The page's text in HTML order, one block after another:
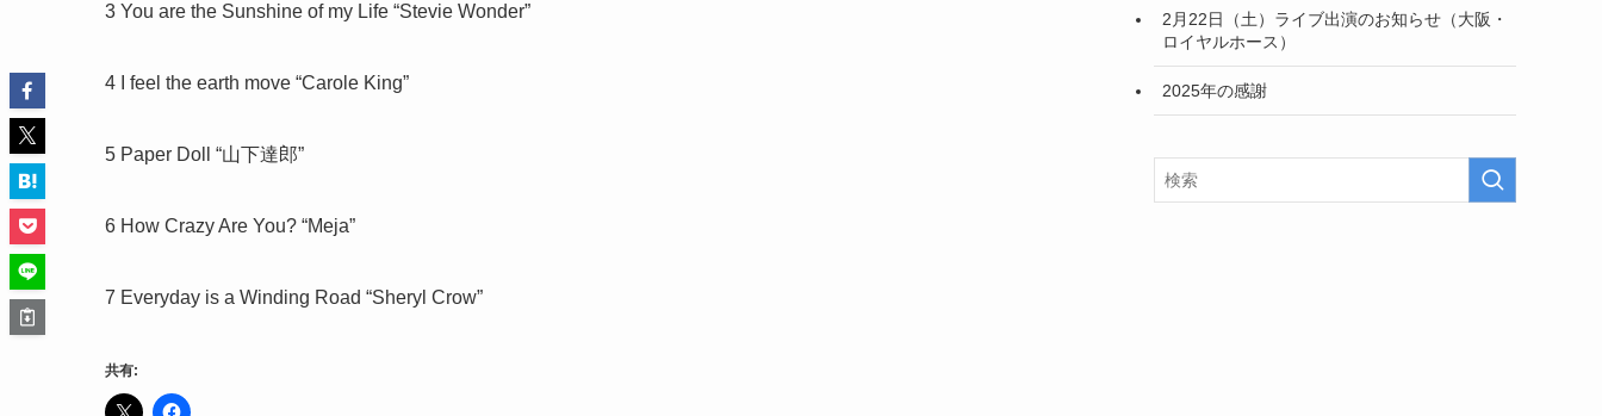
3 You are the Sunshine of my Life “Stevie Wonder”
4 I feel the earth move “Carole King”
5 Paper Doll “山下達郎”
6 How Crazy Are You? “Meja”
7 Everyday is a Winding Road “Sheryl Crow”
共有:
2月22日（土）ライブ出演のお知らせ（大阪・
ロイヤルホース）
2025年の感謝